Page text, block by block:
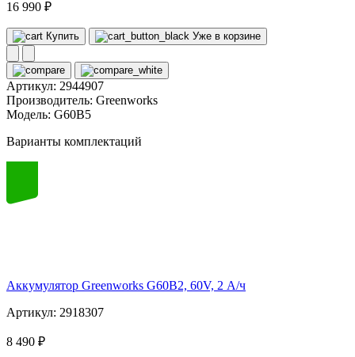
16 990 ₽
Купить Уже в корзине
Артикул: 2944907
Производитель: Greenworks
Модель: G60B5
Варианты комплектаций
Аккумулятор Greenworks G60B2, 60V, 2 А/ч
Артикул: 2918307
8 490 ₽